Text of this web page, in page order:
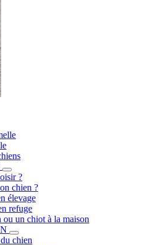
?
chien ?
élevage
refuge
un chiot à la maison
chien